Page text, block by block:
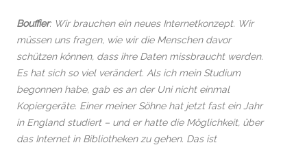
Bouffier: Wir brauchen ein neues Internetkonzept. Wir
müssen uns fragen, wie wir die Menschen davor
schützen können, dass ihre Daten missbraucht werden.
Es hat sich so viel verändert. Als ich mein Studium
begonnen habe, gab es an der Uni nicht einmal
Kopiergeräte. Einer meiner Söhne hat jetzt fast ein Jahr
in England studiert – und er hatte die Möglichkeit, über
das Internet in Bibliotheken zu gehen. Das ist